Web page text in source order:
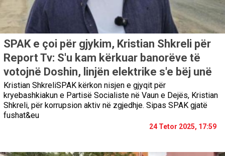
SPAK e çoi për gjykim, Kristian Shkreli për
Report Tv: S'u kam kërkuar banorëve të
votojnë Doshin, linjën elektrike s'e bëj unë
Kristian ShkreliSPAK kërkon nisjen e gjyqit për
kryebashkiakun e Partisë Socialiste në Vaun e Dejës, Kristian
Shkreli, për korrupsion aktiv në zgjedhje. Sipas SPAK gjatë
fushat&eu
24 Tetor 2025, 17:59